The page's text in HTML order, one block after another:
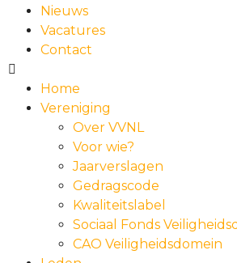
Nieuws
Vacatures
Contact
Home
Vereniging
Over VVNL
Voor wie?
Jaarverslagen
Gedragscode
Kwaliteitslabel
Sociaal Fonds
CAO Veiligheidsdomein